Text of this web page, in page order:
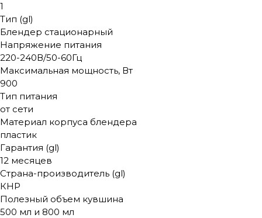
1
Тип (gl)
Блендер стационарный
Напряжение питания
220-240В/50-60Гц
Максимальная мощность, Вт
900
Тип питания
от сети
Материал корпуса блендера
пластик
Гарантия (gl)
12 месяцев
Страна-производитель (gl)
КНР
Полезный объем кувшина
500 мл и 800 мл